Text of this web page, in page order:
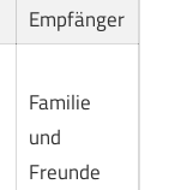
Empfänger
Familie
und
Freunde